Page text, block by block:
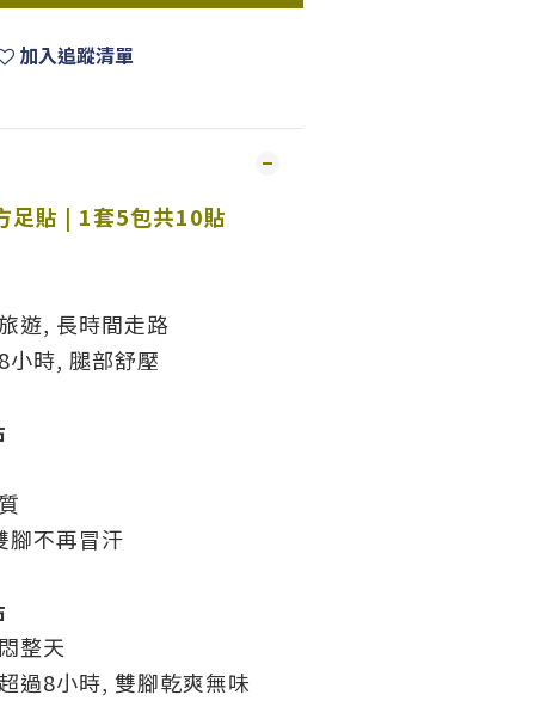
加入追蹤清單
足貼 | 1套5包共10貼
遊, 長時間走路
小時, 腿部舒壓
腳不再冒汗
整天
過8小時, 雙腳乾爽無味